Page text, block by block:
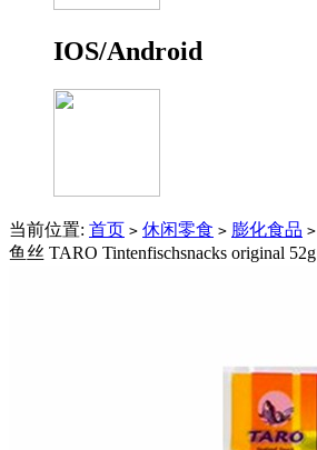
IOS/Android
当前位置: 首页 > 休闲零食 > 膨化食品 >
鱼丝 TARO Tintenfischsnacks original 52g